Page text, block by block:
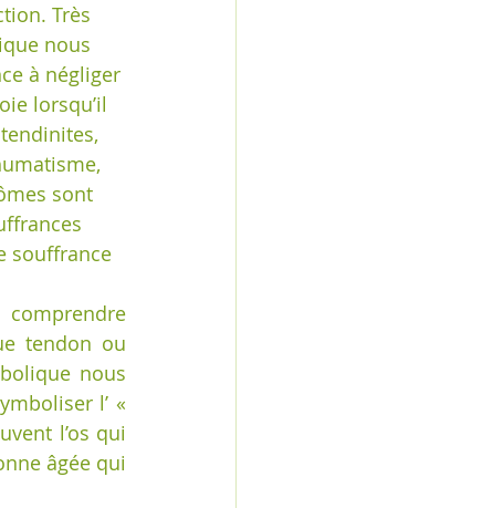
Très
nous
à négliger
lorsqu’il
sont
souffrance
tendon ou
nous
l’ «
l’os qui
âgée qui